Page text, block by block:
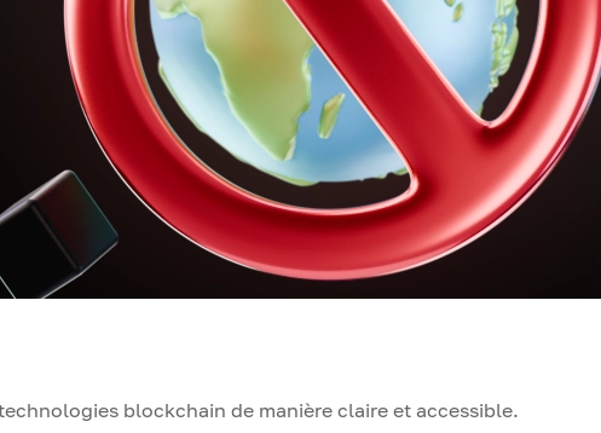
blockchain de manière claire et accessible.